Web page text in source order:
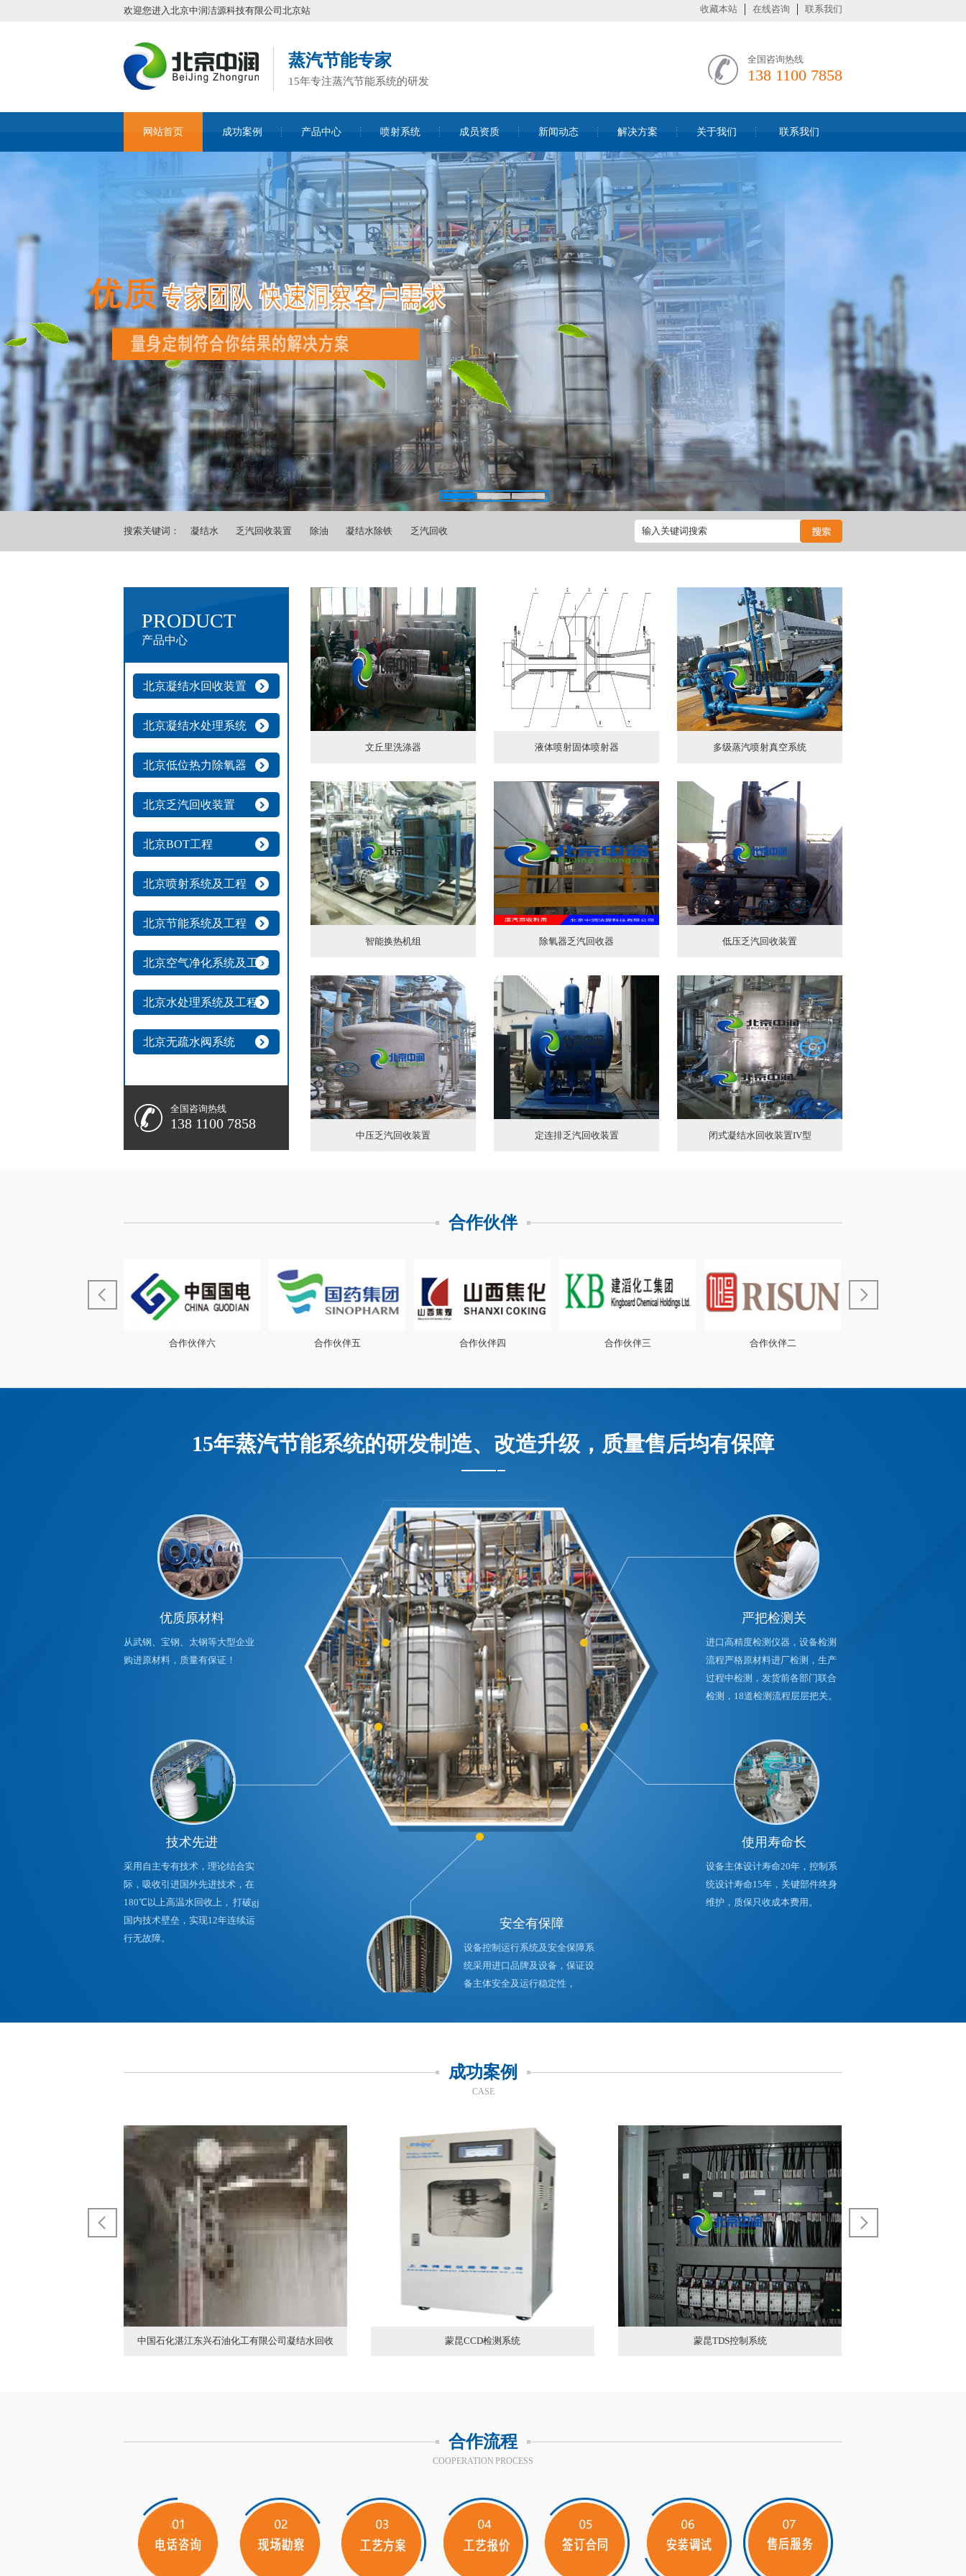
欢迎您进入北京中润洁源科技有限公司北京站 收藏本站 在线咨询 联系我们
蒸汽节能专家
15年专注蒸汽节能系统的研发
全国咨询热线
138 1100 7858
网站首页 成功案例 产品中心 喷射系统 成员资质 新闻动态 解决方案 关于我们 联系我们
搜索关键词： 凝结水 乏汽回收装置 除油 凝结水除铁 乏汽回收
PRODUCT
产品中心
北京凝结水回收装置
北京凝结水处理系统
北京低位热力除氧器
北京乏汽回收装置
北京BOT工程
北京喷射系统及工程
北京节能系统及工程
北京空气净化系统及工程
北京水处理系统及工程
北京无疏水阀系统
全国咨询热线
138 1100 7858
文丘里洗涤器 液体喷射固体喷射器 多级蒸汽喷射真空系统
智能换热机组 除氧器乏汽回收器 低压乏汽回收装置
中压乏汽回收装置 定连排乏汽回收装置 闭式凝结水回收装置IV型
合作伙伴
合作伙伴五 合作伙伴四 合作伙伴三 合作伙伴二 合作伙伴一
15年蒸汽节能系统的研发制造、改造升级，质量售后均有保障
优质原材料
从武钢、宝钢、太钢等大型企业
购进原材料，质量有保证！
严把检测关
进口高精度检测仪器，设备检测
流程严格原材料进厂检测，生产
过程中检测，发货前各部门联合
检测，18道检测流程层层把关。
技术先进
采用自主专有技术，理论结合实
际，吸收引进国外先进技术，在
180℃以上高温水回收上， 打破gj
国内技术壁垒，实现12年连续运
行无故障。
使用寿命长
设备主体设计寿命20年，控制系
统设计寿命15年，关键部件终身
维护，质保只收成本费用。
安全有保障
设备控制运行系统及安全保障系
统采用进口品牌及设备，保证设
备主体安全及运行稳定性，
成功案例
CASE
蒙昆CCD检测系统 蒙昆TDS控制系统 水处理自动化控制系统
合作流程
COOPERATION PROCESS